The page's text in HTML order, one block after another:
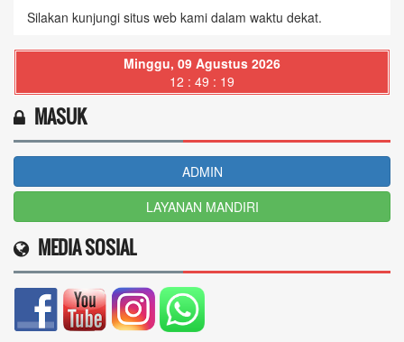
Silakan kunjungi situs web kami dalam waktu dekat.
Minggu, 09 Agustus 2026
12 : 49 : 20
MASUK
ADMIN
LAYANAN MANDIRI
MEDIA SOSIAL